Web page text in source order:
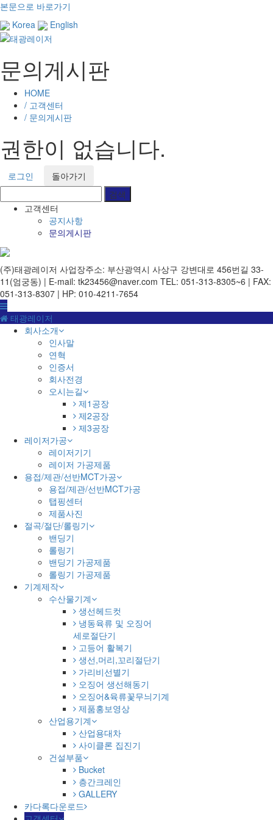
본문으로 바로가기
Korea
English
문의게시판
HOME
/ 고객센터
/ 문의게시판
권한이 없습니다.
로그인 돌아가기
고객센터
공지사항
문의게시판
(주)태광레이저 사업장주소: 부산광역시 사상구 강변대로 456번길 33-
11(엄궁동) | E-mail: tk23456@naver.com TEL: 051-313-8305~6 | FAX:
051-313-8307 | HP: 010-4211-7654
태광레이저
회사소개
인사말
연혁
인증서
회사전경
오시는길
제1공장
제2공장
제3공장
레이저가공
레이저기기
레이저 가공제품
용접/제관/선반MCT가공
용접/제관/선반MCT가공
탭핑센터
제품사진
절곡/절단/롤링기
밴딩기
롤링기
밴딩기 가공제품
롤링기 가공제품
기계제작
수산물기계
생선헤드컷
냉동육류 및 오징어
세로절단기
고등어 활복기
생선,머리,꼬리절단기
가리비선별기
오징어 생선해동기
오징어&육류꽃무늬기계
제품홍보영상
산업용기계
산업용대차
사이클론 집진기
건설부품
Bucket
층간크레인
GALLERY
카다록다운로드